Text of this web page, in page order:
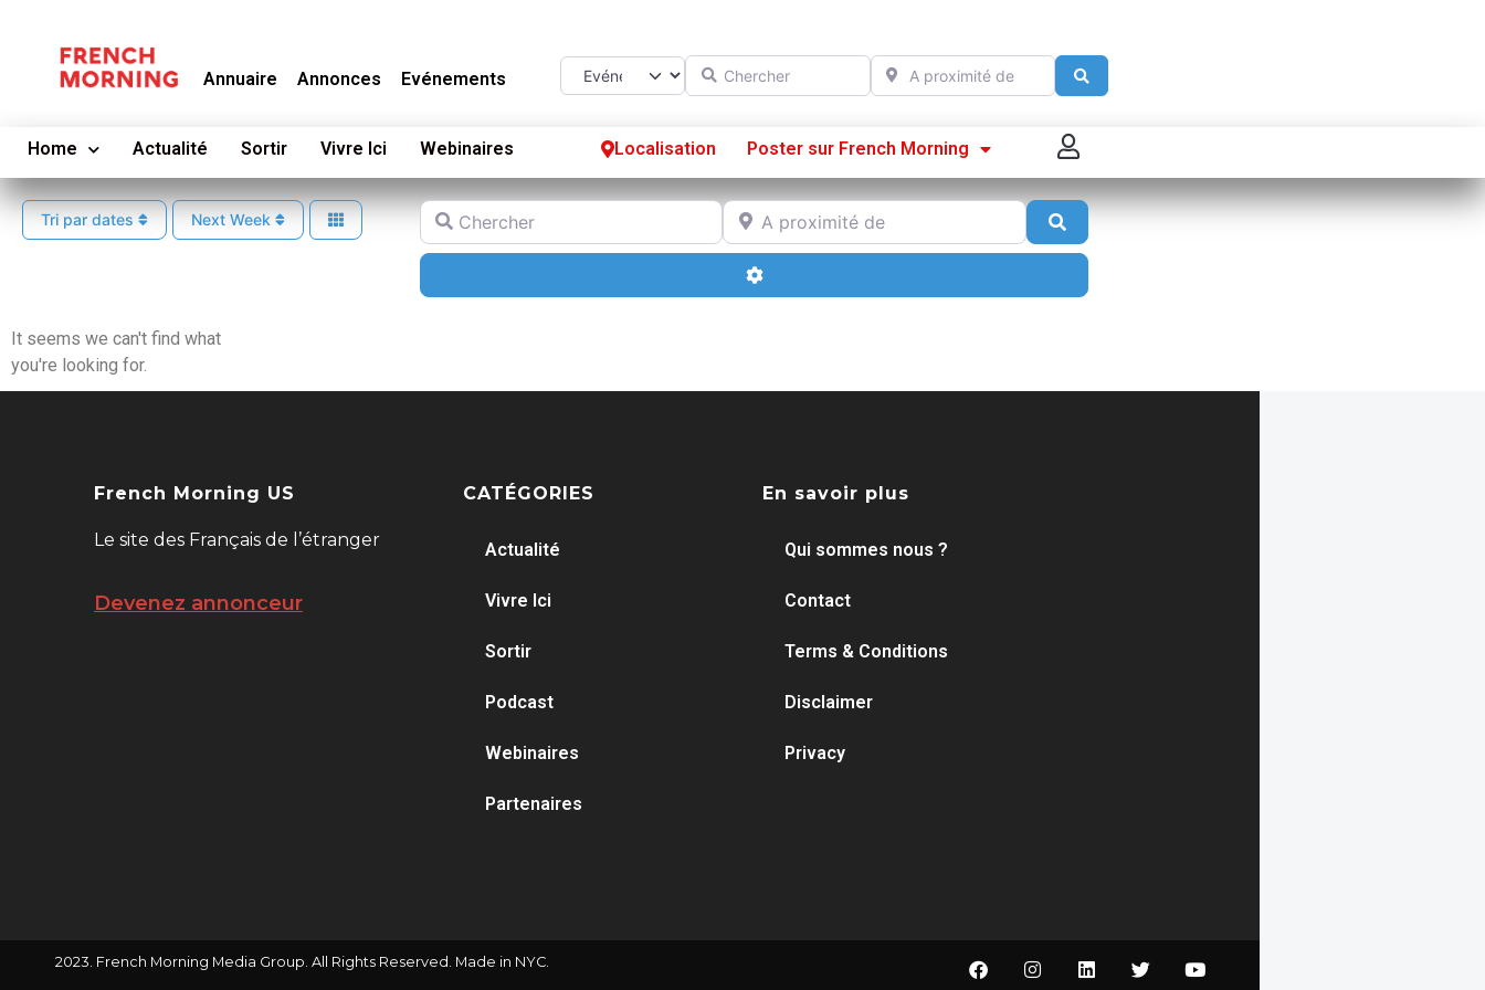
Annuaire Annonces Evénements
Select search typeChercher A proximité de
Home Actualité Sortir Vivre Ici Webinaires Localisation Poster sur French Morning
Se connecter
S’enregistrer
Poster sur French Morning
Tri par dates Next Week
Chercher A proximité de
Advanced Filters
It seems we can't find what
you're looking for.
French Morning US
Le site des Français de l’étranger
Devenez annonceur
CATÉGORIES
Actualité
Vivre Ici
Sortir
Podcast
Webinaires
Partenaires
En savoir plus
Qui sommes nous ?
Contact
Terms & Conditions
Disclaimer
Privacy
2023. French Morning Media Group. All Rights Reserved. Made in NYC.